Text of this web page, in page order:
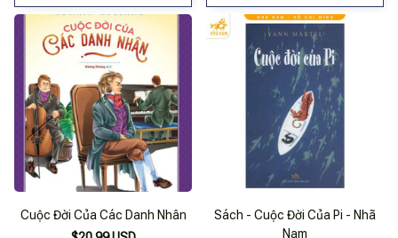
Cuộc Đời Của Các Danh Nhân
Sách - Cuộc Đời Của Pi - Nhã
Nam